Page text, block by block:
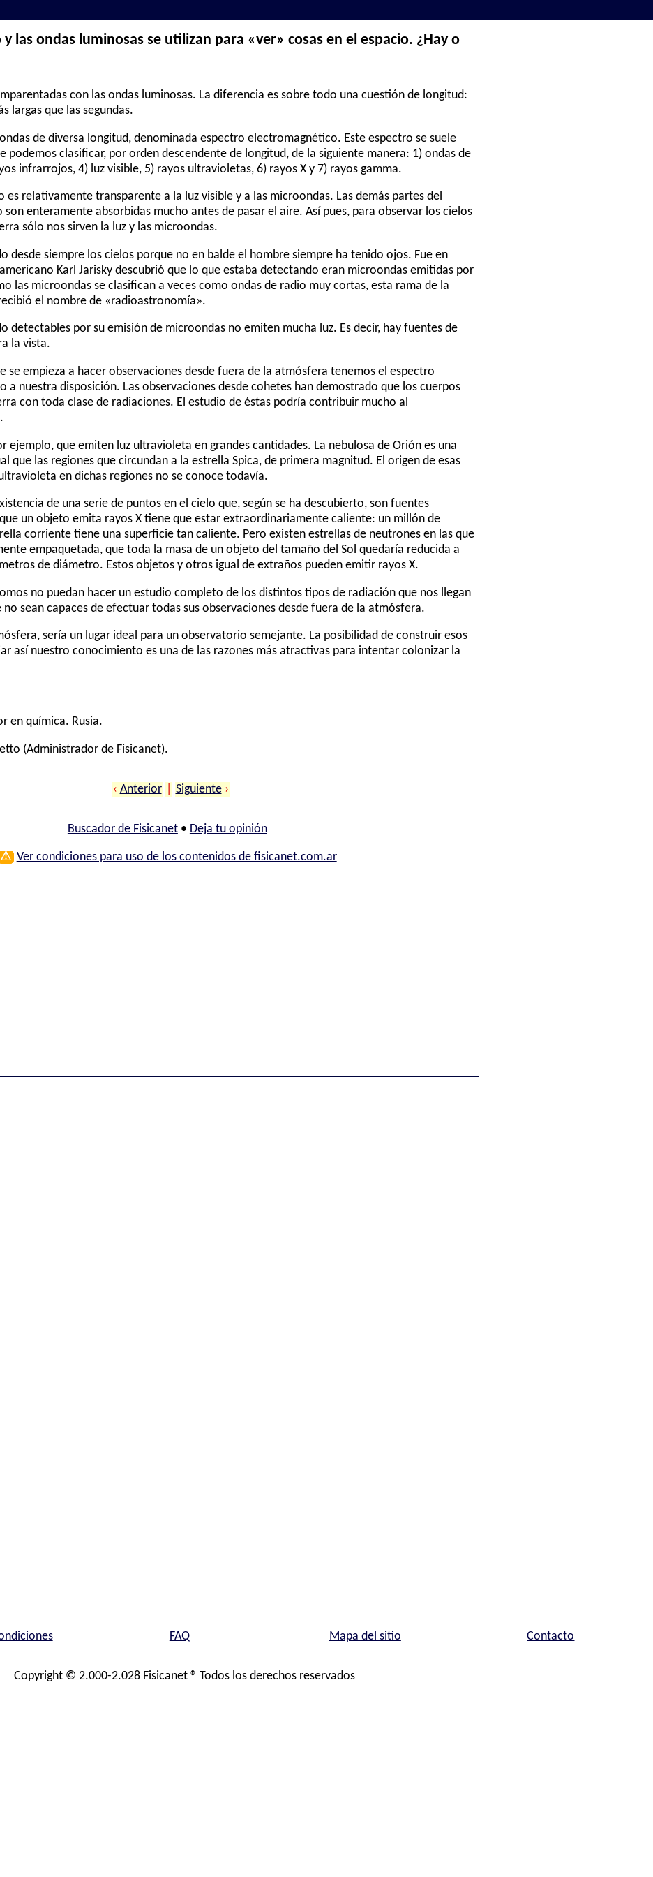
y las ondas luminosas se utilizan para «ver» cosas en el espacio. ¿Hay o
con las ondas luminosas. La diferencia es sobre todo una cuestión de longitud:
largas que las segundas.
de diversa longitud, denominada espectro electromagnético. Este espectro se suele
podemos clasificar, por orden descendente de longitud, de la siguiente manera: 1) ondas de
infrarrojos, 4) luz visible, 5) rayos ultravioletas, 6) rayos X y 7) rayos gamma.
relativamente transparente a la luz visible y a las microondas. Las demás partes del
enteramente absorbidas mucho antes de pasar el aire. Así pues, para observar los cielos
sólo nos sirven la luz y las microondas.
desde siempre los cielos porque no en balde el hombre siempre ha tenido ojos. Fue en
Karl Jarisky descubrió que lo que estaba detectando eran microondas emitidas por
las microondas se clasifican a veces como ondas de radio muy cortas, esta rama de la
el nombre de «radioastronomía».
detectables por su emisión de microondas no emiten mucha luz. Es decir, hay fuentes de
la vista.
se empieza a hacer observaciones desde fuera de la atmósfera tenemos el espectro
nuestra disposición. Las observaciones desde cohetes han demostrado que los cuerpos
con toda clase de radiaciones. El estudio de éstas podría contribuir mucho al
ejemplo, que emiten luz ultravioleta en grandes cantidades. La nebulosa de Orión es una
que las regiones que circundan a la estrella Spica, de primera magnitud. El origen de esas
en dichas regiones no se conoce todavía.
de una serie de puntos en el cielo que, según se ha descubierto, son fuentes
un objeto emita rayos X tiene que estar extraordinariamente caliente: un millón de
corriente tiene una superficie tan caliente. Pero existen estrellas de neutrones en las que
empaquetada, que toda la masa de un objeto del tamaño del Sol quedaría reducida a
de diámetro. Estos objetos y otros igual de extraños pueden emitir rayos X.
no puedan hacer un estudio completo de los distintos tipos de radiación que nos llegan
no sean capaces de efectuar todas sus observaciones desde fuera de la atmósfera.
sería un lugar ideal para un observatorio semejante. La posibilidad de construir esos
así nuestro conocimiento es una de las razones más atractivas para intentar colonizar la
en química. Rusia.
(Administrador de Fisicanet).
‹ Anterior Siguiente ›
Buscador de Fisicanet• Deja tu opinión
⚠ Ver condiciones para uso de los contenidos de fisicanet.com.ar
FAQ Mapa del sitio Contacto
Copyright © 2.000-2.028 Fisicanet ® Todos los derechos reservados